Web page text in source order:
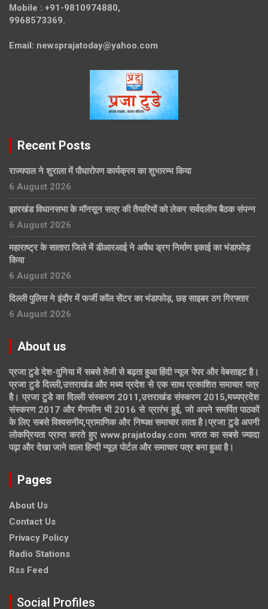
Mobile : +91-9810974880,
9968573369.
Email: newsprajatoday@yahoo.com
Recent Posts
राज्यपाल ने शुराला में पौधारोपण कार्यक्रम का शुभारम्भ किया
6 August 2026
झारखंड विधानसभा के मॉनसून सत्र की तैयारियों को लेकर सर्वदलीय बैठक संपन्न
6 August 2026
महाराष्ट्र के सातारा जिले में डीआरआई ने अवैध ड्रग निर्माण इकाई का भंडाफोड़
किया
6 August 2026
दिल्ली पुलिस ने इंदौर में फर्जी कॉल सेंटर का भंडाफोड़, छह साइबर ठग गिरफ्तार
6 August 2026
About us
प्रजा टुडे देश-दुनिया में सबसे तेजी से बढ़ता हुआ हिंदी न्यूज पेपर और वेबसाइट है।
प्रजा टुडे दिल्ली,उत्तराखंड और मध्य प्रदेश से एक साथ प्रकाशित समाचार पत्र
है। प्रजा टुडे का दिल्ली संस्करण 2011,उत्तराखंड संस्करण 2015,मध्यप्रदेश
संस्करण 2017 और मैगजीन भी 2016 से प्रारंभ हुई, जो अपने समर्पित पाठकों
के लिए सबसे विश्वसनीय,प्रामाणिक और निष्पक्ष समाचार लाता है।प्रजा टुडे अपनी
लोकप्रियता प्राप्त करते हुए www.prajatoday.com भारत का सबसे ज्यादा
पढ़ा और देखा जाने वाला हिन्दी न्यूज़ पोर्टल और समाचार पत्र बना हुआ है।
Pages
About Us
Contact Us
Privacy Policy
Radio Stations
Rss Feed
Social Profiles